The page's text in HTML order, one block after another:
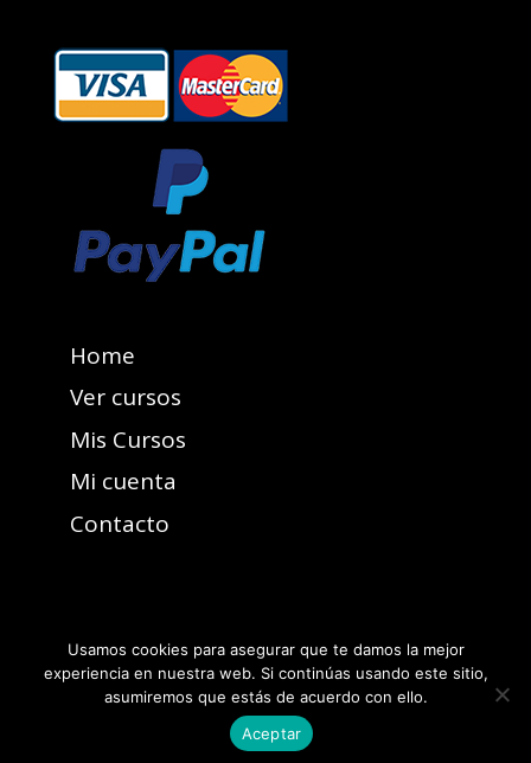
Home
Ver cursos
Mis Cursos
Mi cuenta
Contacto
Reservados todos los derechos de propiedad
Usamos cookies para asegurar que te damos la mejor
experiencia en nuestra web. Si continúas usando este sitio,
asumiremos que estás de acuerdo con ello.
Aceptar